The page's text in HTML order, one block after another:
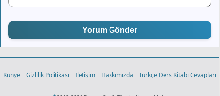
Yorum Gönder
Künye Gizlilik Politikası İletişim Hakkımızda Türkçe Ders Kitabı Cevapları